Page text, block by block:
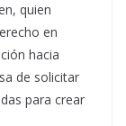
quien
en
hacia
de solicitar
para crear